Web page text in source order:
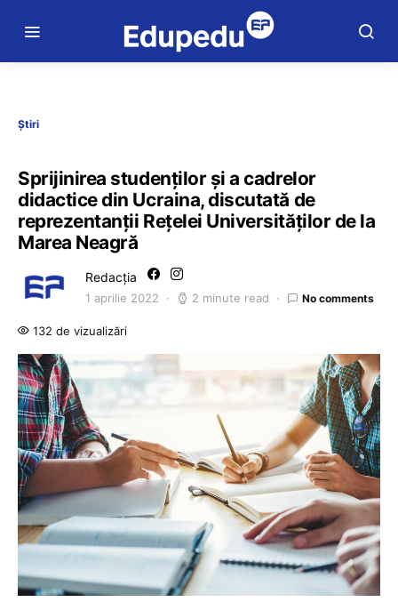
Știri
Sprijinirea studenților și a cadrelor
didactice din Ucraina, discutată de
reprezentanții Rețelei Universităților de la
Marea Neagră
Redacția
1 aprilie 2022 2 minute read No comments
132 de vizualizări